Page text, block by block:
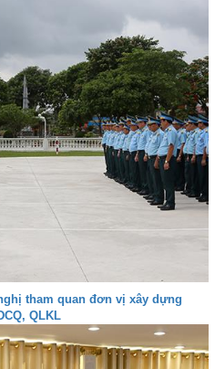
tham quan đơn vị xây dựng
QLKL